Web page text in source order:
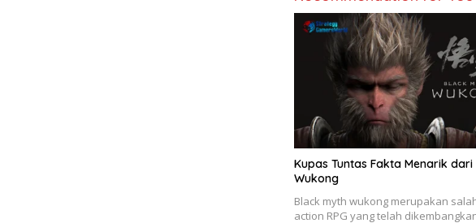
Kupas Tuntas Fakta Menarik dari
Wukong
Black myth wukong merupakan
action RPG yang telah